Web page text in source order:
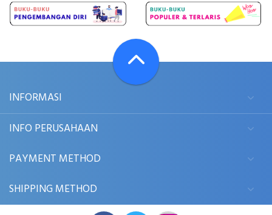
INFORMASI
INFO PERUSAHAAN
PAYMENT METHOD
SHIPPING METHOD